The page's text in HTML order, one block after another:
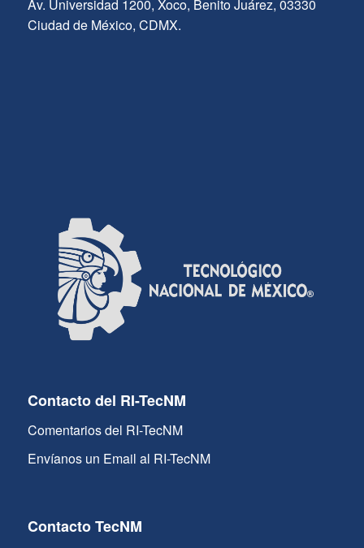
Av. Universidad 1200, Xoco, Benito Juárez, 03330
Ciudad de México, CDMX.
Contacto del RI-TecNM
Comentarios del RI-TecNM
Envíanos un Email al RI-TecNM
Contacto TecNM